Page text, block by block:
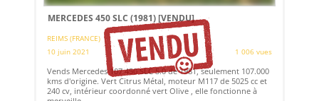
MERCEDES 450 SLC (1981)[VENDU]
REIMS (FRANCE)
10 juin 2021
1 006 vues
Vends Mercedes 107 450 SLC 5.0 de 1981, seulement 107.000
kms d'origine. Vert Citrus Métal, moteur M117 de 5025 cc et
240 cv, intérieur coordonné vert Olive , elle fonctionne à